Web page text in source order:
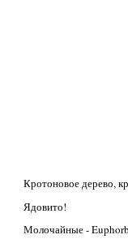
Кротоновое дерево,
Ядовито!
Молочайные -